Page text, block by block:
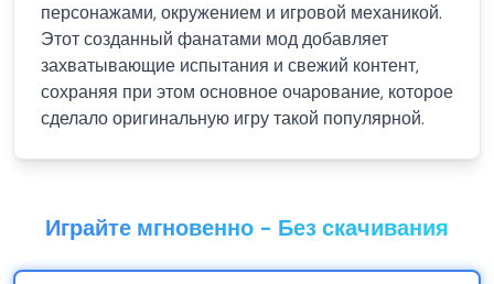
персонажами, окружением и игровой механикой.
Этот созданный фанатами мод добавляет
захватывающие испытания и свежий контент,
сохраняя при этом основное очарование, которое
сделало оригинальную игру такой популярной.
Играйте мгновенно - Без скачивания